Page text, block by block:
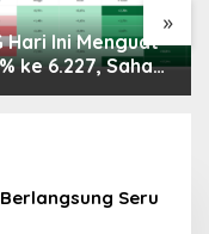
»
Hari Ini Menguat
ke 6.227, Saham
Seru